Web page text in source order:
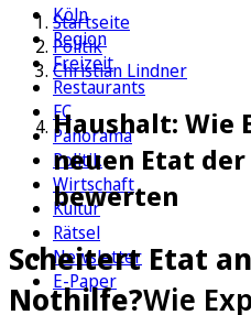
Köln
Region
Freizeit
Restaurants
FC
Panorama
Politik
Wirtschaft
Kultur
Rätsel
Newsletter
E-Paper
Startseite
Politik
Christian Lindner
Haushalt: Wie
neuen Etat
bewerten
Scheitert Etat
Nothilfe?Wie